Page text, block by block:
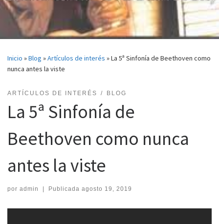
Inicio »Blog »Artículos de interés »La 5ª Sinfonía de Beethoven como
nunca antes la viste
ARTÍCULOS DE INTERÉS BLOG
La 5ª Sinfonía de
Beethoven como nunca
antes la viste
por admin | Publicada agosto 19, 2019